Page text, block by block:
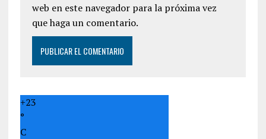
web en este navegador para la próxima vez
que haga un comentario.
+23
°
C